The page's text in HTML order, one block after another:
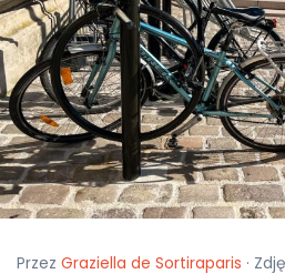
Przez Graziella de Sortiraparis ·